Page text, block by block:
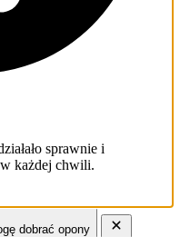
sprawnie i
każdej chwili.
dobrać opony